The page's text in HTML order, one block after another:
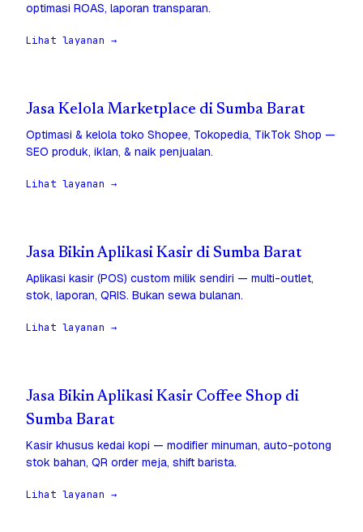
optimasi ROAS, laporan transparan.
Lihat layanan →
Jasa Kelola Marketplace di Sumba Barat
Optimasi & kelola toko Shopee, Tokopedia, TikTok Shop —
SEO produk, iklan, & naik penjualan.
Lihat layanan →
Jasa Bikin Aplikasi Kasir di Sumba Barat
Aplikasi kasir (POS) custom milik sendiri — multi-outlet,
stok, laporan, QRIS. Bukan sewa bulanan.
Lihat layanan →
Jasa Bikin Aplikasi Kasir Coffee Shop di
Sumba Barat
Kasir khusus kedai kopi — modifier minuman, auto-potong
stok bahan, QR order meja, shift barista.
Lihat layanan →